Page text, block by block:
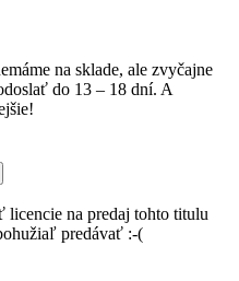
na sklade, ale zvyčajne
do 13 – 18 dní. A
licencie na predaj tohto titulu
predávať :-(